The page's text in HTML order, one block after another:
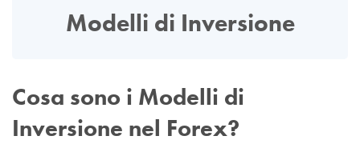
Modelli di Inversione
Cosa sono i Modelli di
Inversione nel Forex?